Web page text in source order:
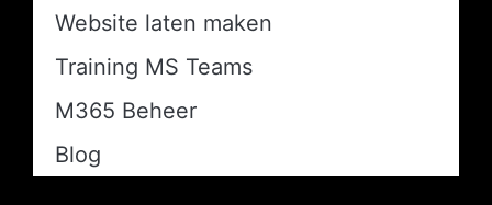
Website laten maken
Training MS Teams
M365 Beheer
Blog